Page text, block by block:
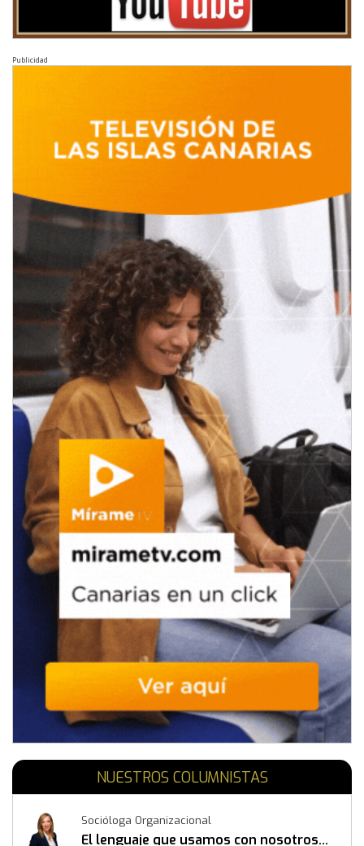
Publicidad
NUESTROS COLUMNISTAS
Socióloga Organizacional
El lenguaje que usamos con nosotros